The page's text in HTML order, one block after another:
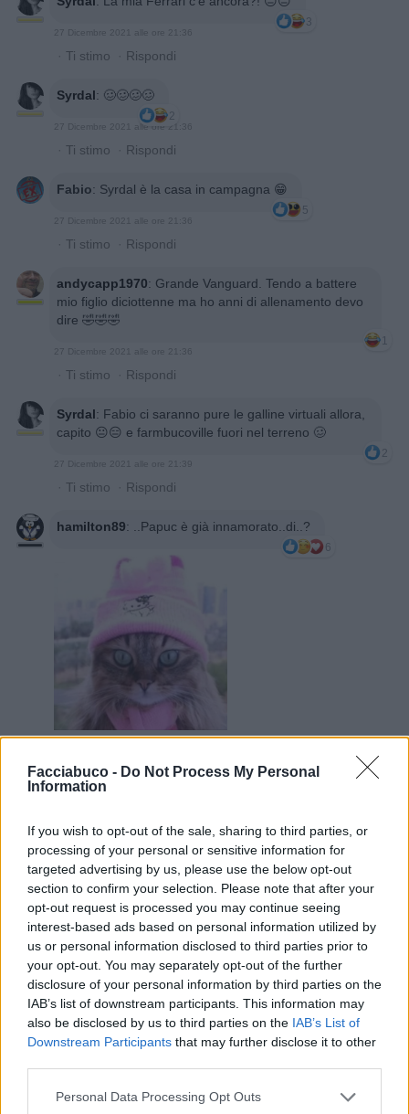
Facciabuco - Do Not Process My Personal
Information
If you wish to opt-out of the sale, sharing to third parties, or
processing of your personal or sensitive information for
targeted advertising by us, please use the below opt-out
section to confirm your selection. Please note that after your
opt-out request is processed you may continue seeing
interest-based ads based on personal information utilized by
us or personal information disclosed to third parties prior to
your opt-out. You may separately opt-out of the further
disclosure of your personal information by third parties on the
IAB’s list of downstream participants. This information may
also be disclosed by us to third parties on the IAB’s List of
Downstream Participants that may further disclose it to other
Personal Data Processing Opt Outs
3
27 Dicembre 2021 alle ore 21:36
· Ti stimo · Rispondi
Syrdal: 🥴🥴🥴🥴
2
27 Dicembre 2021 alle ore 21:36
· Ti stimo · Rispondi
Fabio: Syrdal è la casa in campagna 😁
5
27 Dicembre 2021 alle ore 21:36
· Ti stimo · Rispondi
andycapp1970: Grande Vanguard. Tendo a battere
mio figlio diciottenne ma ho anni di allenamento devo
dire 🤣🤣🤣
1
27 Dicembre 2021 alle ore 21:36
· Ti stimo · Rispondi
Syrdal: Fabio ci saranno pure le galline virtuali allora,
capito 😐😑 e farmbucoville fuori nel terreno 🥴
2
27 Dicembre 2021 alle ore 21:39
· Ti stimo · Rispondi
hamilton89: ..Papuc è già innamorato..di..?
6
·Ti stimo ·Rispondi
un'immagine di questo post a InAvaria e gli ho fatto
sapere che ti sdrumi a Call Of Duty
adesso attendo la sua risposta ma so già quale sarà
27 Dicembre 2021 alle ore 21:41
·Ti stimo ·Rispondi
Syrdal: KaliMata TSO? 🤔🤭
27 Dicembre 2021 alle ore 21:43
·Ti stimo· Rispondi
Syrdal:
3